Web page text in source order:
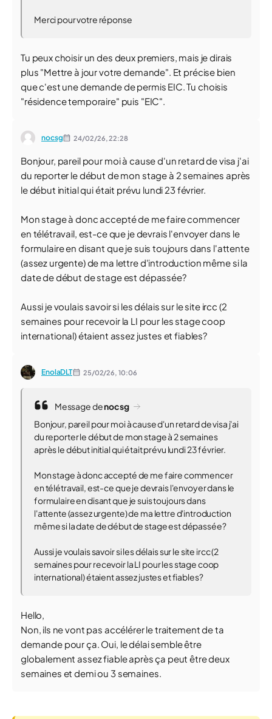
Merci pour votre réponse
Tu peux choisir un des deux premiers, mais je dirais
plus "Mettre à jour votre demande". Et précise bien
que c'est une demande de permis EIC. Tu choisis
"résidence temporaire" puis "EIC".
nocsg 24/02/26,22:28
Bonjour, pareil pour moi à cause d'un retard de visa j'ai
du reporter le début de mon stage à 2 semaines après
le début initial qui était prévu lundi 23 février.
Mon stage à donc accepté de me faire commencer
en télétravail, est-ce que je devrais l'envoyer dans le
formulaire en disant que je suis toujours dans l'attente
(assez urgente) de ma lettre d'introduction même si la
date de début de stage est dépassée?
Aussi je voulais savoir si les délais sur le site ircc (2
semaines pour recevoir la LI pour les stage coop
international) étaient assez justes et fiables?
EnolaDLT 25/02/26, 10:06
Message denocsg
Bonjour, pareil pour moi à cause d'un retard de visa j'ai
du reporter le début de mon stage à 2 semaines
après le début initial qui était prévu lundi 23 février.
Mon stage à donc accepté de me faire commencer
en télétravail, est-ce que je devrais l'envoyer dans le
formulaire en disant que je suis toujours dans
l'attente (assez urgente) de ma lettre d'introduction
même si la date de début de stage est dépassée?
Aussi je voulais savoir si les délais sur le site ircc (2
semaines pour recevoir la LI pour les stage coop
international) étaient assez justes et fiables?
Hello,
Non, ils ne vont pas accélérer le traitement de ta
demande pour ça. Oui, le délai semble être
globalement assez fiable après ça peut être deux
semaines et demi ou 3 semaines.